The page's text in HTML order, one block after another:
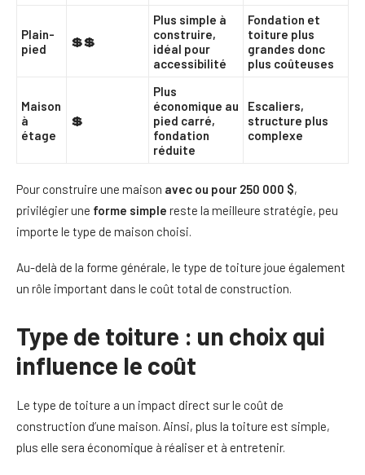
Plain-
pied
💲💲
Plus simple à
construire,
idéal pour
accessibilité
Fondation et
toiture plus
grandes donc
plus coûteuses
Maison
à
étage
💲
Plus
économique au
pied carré,
fondation
réduite
Escaliers,
structure plus
complexe
Pour construire une maison avec ou pour 250 000 $,
privilégier une forme simple reste la meilleure stratégie, peu
importe le type de maison choisi.
Au-delà de la forme générale, le type de toiture joue également
un rôle important dans le coût total de construction.
Type de toiture : un choix qui
influence le coût
Le type de toiture a un impact direct sur le coût de
construction d’une maison. Ainsi, plus la toiture est simple,
plus elle sera économique à réaliser et à entretenir.